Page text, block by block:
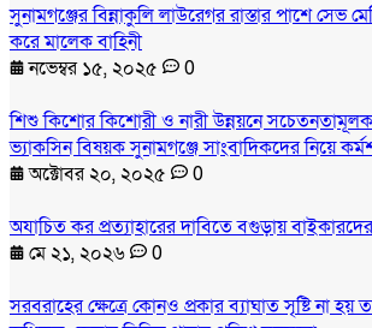
সুনামগঞ্জের বিন্নাকুলি লাউরেগর রাস্তার পাশে সেভ
করে মালেক বাহিনী
নভেম্বর ১৫, ২০২৫
0
শিশু কিশোর কিশোরী ও নারী উন্নয়নে
ভ্যাকসিন বিষয়ক সুনামগঞ্জে সাংবাদিকদের নিয়ে
অক্টোবর ২০, ২০২৫
0
অযাচিত কর প্রত্যাহারের দাবিতে বগুড়ায়
মে ২১, ২০২৬
0
সরবরাহের ক্ষেত্রে কোনও প্রকার ব্যাঘাত সৃষ্টি না হয়